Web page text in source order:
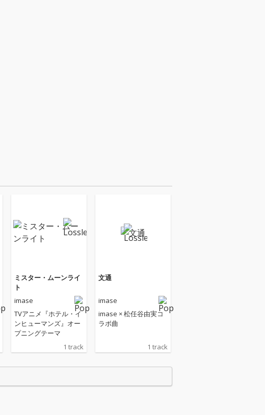
ミスター・ムーンライ
ト
imase
TVアニメ『ホテル・イ
ンヒューマンズ』オー
プニングテーマ
1 track
文通
imase
imase × 松任谷由実コ
ラボ曲
1 track